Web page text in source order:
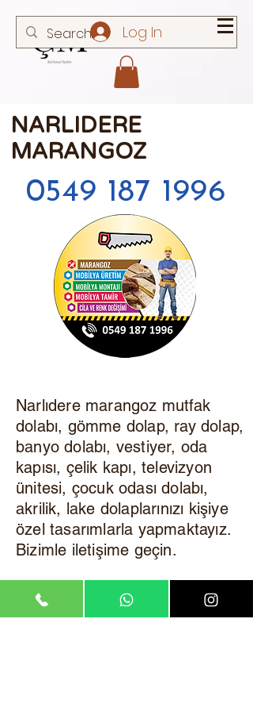
Log In
NARLIDERE
MARANGOZ
0549 187 1996
Narlıdere marangoz mutfak
dolabı, gömme dolap, ray dolap,
banyo dolabı, vestiyer, oda
kapısı, çelik kapı, televizyon
ünitesi, çocuk odası dolabı,
akrilik, lake dolaplarınızı kişiye
özel tasarımlarla yapmaktayız.
Bizimle iletişime geçin.
©2008, Çözüm Merkezim. Kurumsal telif hakkı